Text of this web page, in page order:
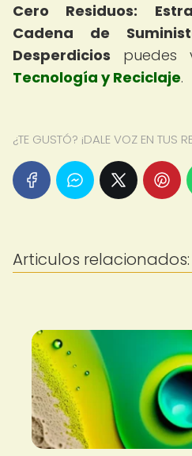
Cero Residuos:
Cadena de
Desperdicios puedes
Tecnología y Reciclaje.
¿TE GUSTÓ? ¡DALE VOZ EN TUS
Articulos relacionados: